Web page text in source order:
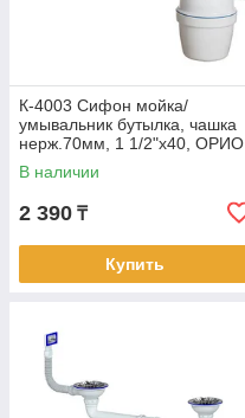
К-4003 Сифон мойка/
умывальник бутылка, чашка
нерж.70мм, 1 1/2"х40, ОРИО
СМЕЩЕННЫЙ СЛИВ (32)
В наличии
2 390 ₸
Купить